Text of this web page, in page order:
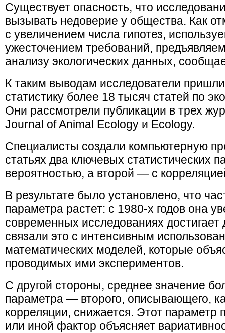
Существует опасность, что
вызывать недоверие у общества. Как
с увеличением числа гипотез,
ужесточением требований,
анализу экологических данных,
К таким выводам исследователи
статистику более 18 тысяч статей по
Они рассмотрели публикации в трех
Journal of Animal Ecology и Ecology.
Специалисты создали компьютерную
статьях два ключевых статистических
вероятностью, а второй — с
В результате было установлено, что
параметра растет: с 1980-х годов она
современных исследованиях
связали это с интенсивным
математических моделей, которые
проводимых ими экспериментов.
С другой стороны, среднее значение
параметра — второго, описывающего,
корреляции, снижается. Этот параметр
или иной фактор объясняет